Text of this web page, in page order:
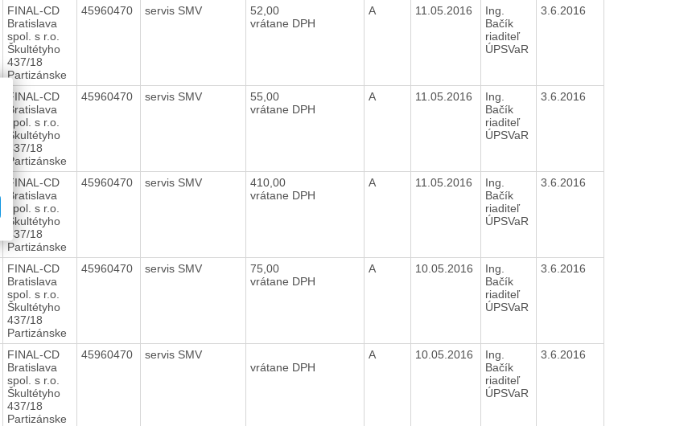
FINAL-CD
Bratislava
spol. s r.o.
Škultétyho
437/18
Partizánske
45960470 servis SMV
52,00
vrátane DPH
A 11.05.2016
Ing.
Bačík
riaditeľ
ÚPSVaR
3.6.2016
FINAL-CD
Bratislava
spol. s r.o.
Škultétyho
437/18
Partizánske
45960470 servis SMV
55,00
vrátane DPH
A 11.05.2016
Ing.
Bačík
riaditeľ
ÚPSVaR
3.6.2016
FINAL-CD
Bratislava
spol. s r.o.
Škultétyho
437/18
Partizánske
45960470 servis SMV
410,00
vrátane DPH
A 11.05.2016
Ing.
Bačík
riaditeľ
ÚPSVaR
3.6.2016
FINAL-CD
Bratislava
spol. s r.o.
Škultétyho
437/18
Partizánske
45960470 servis SMV
75,00
vrátane DPH
A 10.05.2016
Ing.
Bačík
riaditeľ
ÚPSVaR
3.6.2016
FINAL-CD
Bratislava
spol. s r.o.
Škultétyho
437/18
Partizánske
45960470
servis SMV
vrátane DPH
A 10.05.2016
Ing.
Bačík
riaditeľ
ÚPSVaR
3.6.2016